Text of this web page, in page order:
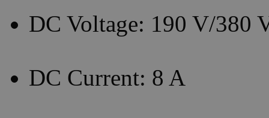
DC Voltage: 190 V/380
DC Current: 8 A